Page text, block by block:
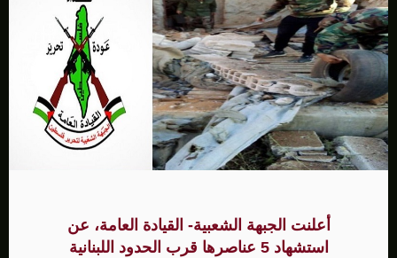
أعلنت الجبهة الشعبية- القيادة العامة، عن
استشهاد 5 عناصرها قرب الحدود اللبنانية